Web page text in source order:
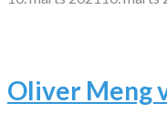
Oliver Meng